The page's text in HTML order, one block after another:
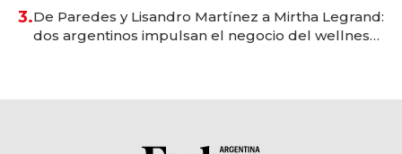
3.De Paredes y Lisandro Martínez a Mirtha Legrand:
dos argentinos impulsan el negocio del wellness